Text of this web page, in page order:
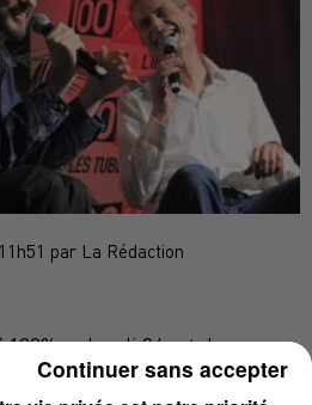
par La Rédaction
ce lundi 24 octobre,
a accueilli Christophe
Continuer sans accepter